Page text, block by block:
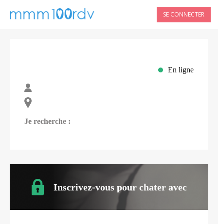
SE CONNECTER
En ligne
Je recherche :
Inscrivez-vous pour chater avec